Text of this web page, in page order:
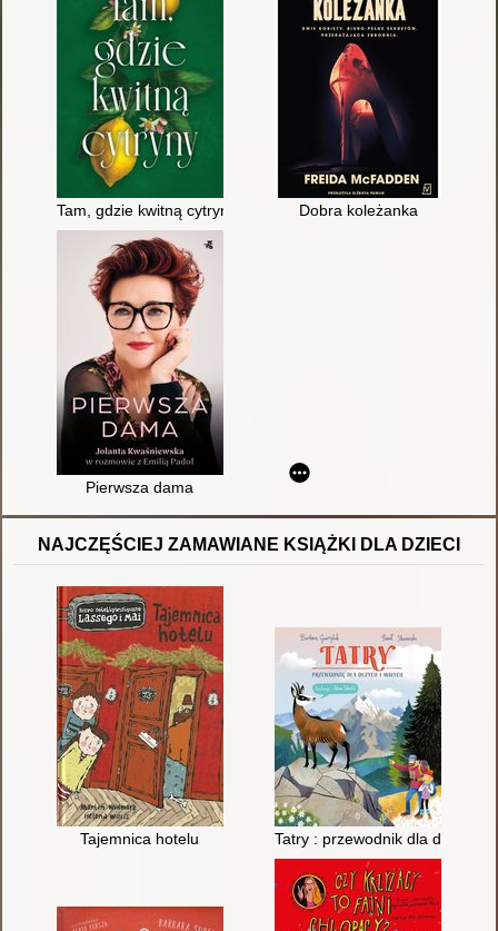
Tam, gdzie kwitną cytryny Dobra koleżanka
Pierwsza dama
NAJCZĘŚCIEJ ZAMAWIANE KSIĄŻKI DLA DZIECI
Tajemnica hotelu Tatry : przewodnik dla dużych i